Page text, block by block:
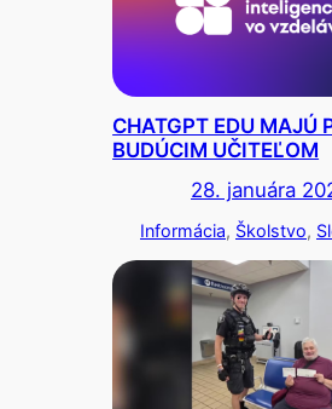
CHATGPT EDU MAJÚ
BUDÚCIM UČITEĽOM
28. januára
Informácia, Školstvo,